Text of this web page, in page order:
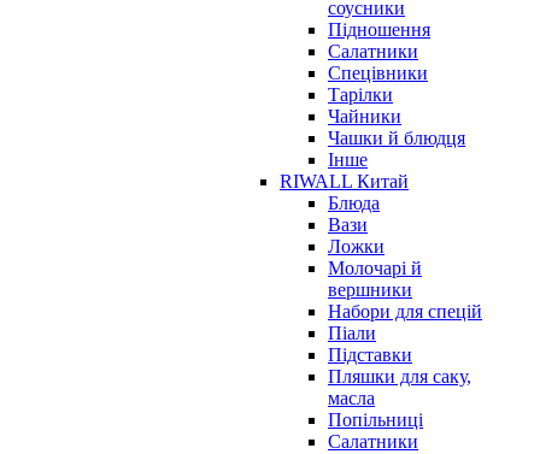
соусники
Підношення
Салатники
Спецівники
Тарілки
Чайники
Чашки й блюдця
Інше
RIWALL Китай
Блюда
Вази
Ложки
Молочарі й
вершники
Набори для спецій
Піали
Підставки
Пляшки для саку,
масла
Попільниці
Салатники